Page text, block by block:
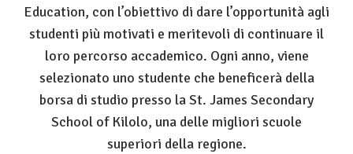
Education, con l’obiettivo di dare l’opportunità agli
studenti più motivati e meritevoli di continuare il
loro percorso accademico. Ogni anno, viene
selezionato uno studente che beneficerà della
borsa di studio presso la St. James Secondary
School of Kilolo, una delle migliori scuole
superiori della regione.